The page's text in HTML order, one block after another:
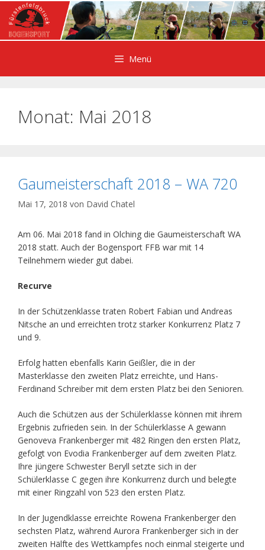
Zum
Inhalt
springen
Menü
Monat: Mai 2018
Gaumeisterschaft 2018 – WA 720
Mai 17, 2018 von David Chatel
Am 06. Mai 2018 fand in Olching die Gaumeisterschaft WA
2018 statt. Auch der Bogensport FFB war mit 14
Teilnehmern wieder gut dabei.
Recurve
In der Schützenklasse traten Robert Fabian und Andreas
Nitsche an und erreichten trotz starker Konkurrenz Platz 7
und 9.
Erfolg hatten ebenfalls Karin Geißler, die in der
Masterklasse den zweiten Platz erreichte, und Hans-
Ferdinand Schreiber mit dem ersten Platz bei den Senioren.
Auch die Schützen aus der Schülerklasse können mit ihrem
Ergebnis zufrieden sein. In der Schülerklasse A gewann
Genoveva Frankenberger mit 482 Ringen den ersten Platz,
gefolgt von Evodia Frankenberger auf dem zweiten Platz.
Ihre jüngere Schwester Beryll setzte sich in der
Schülerklasse C gegen ihre Konkurrenz durch und belegte
mit einer Ringzahl von 523 den ersten Platz.
In der Jugendklasse erreichte Rowena Frankenberger den
sechsten Platz, während Aurora Frankenberger sich in der
zweiten Hälfte des Wettkampfes noch einmal steigerte und